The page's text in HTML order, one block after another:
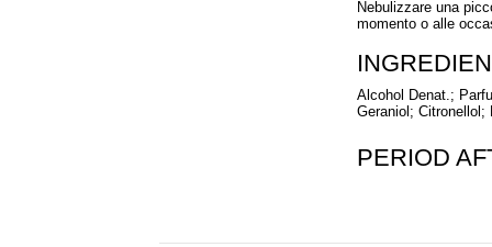
Nebulizzare una
momento o alle
Alcohol Denat.;
Geraniol; Citronellol;
PERIOD